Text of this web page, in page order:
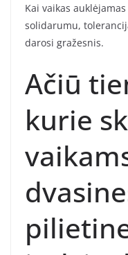
Kai vaikas
solidarumu,
darosi gražesnis.
Ačiū
kurie